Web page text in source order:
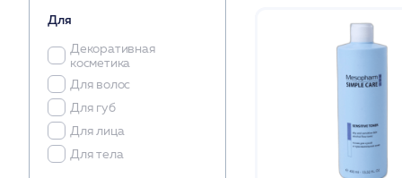
SKIN FORMULA
SKINCOUTURE
Stella Marina
Лавилин
ММ
Для
Декоративная
косметика
Для волос
Для губ
Для лица
Для тела